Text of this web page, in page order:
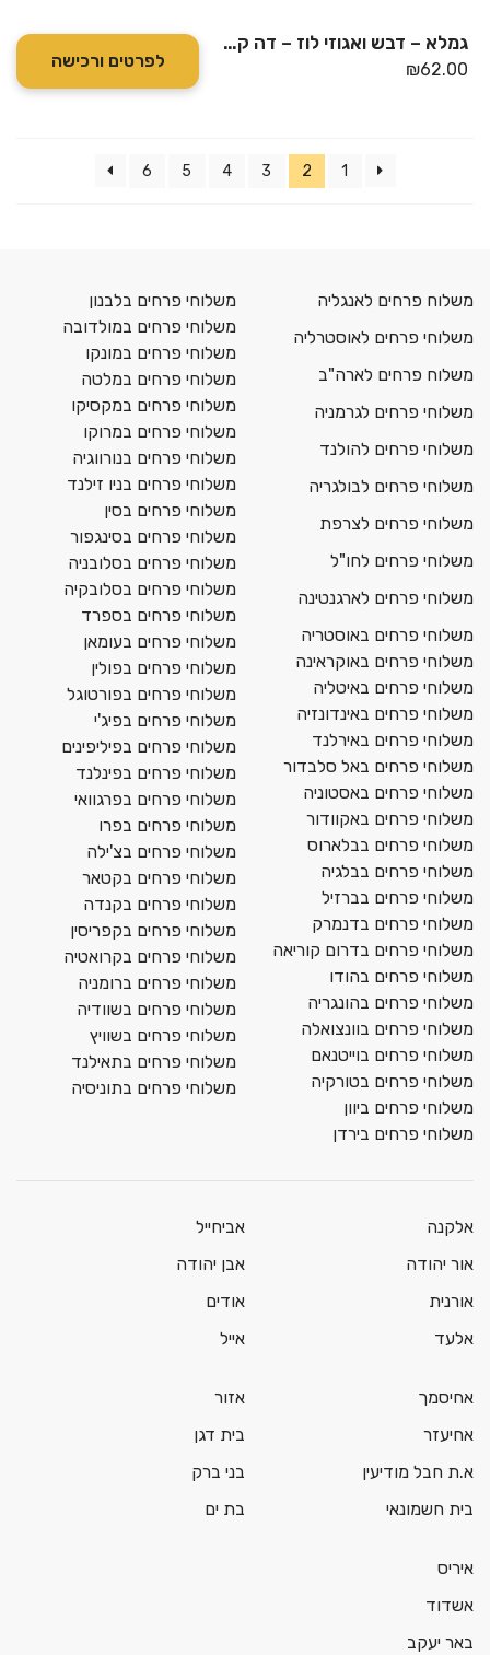
גמלא – דבש ואגוזי לוז – דה קרינה
₪62.00 לפרטים ורכישה
1
2
3
4
5
6
משלוח פרחים לאנגליה
משלוחי פרחים לאוסטרליה
משלוח פרחים לארה"ב
משלוחי פרחים לגרמניה
משלוחי פרחים להולנד
משלוחי פרחים לבולגריה
משלוחי פרחים לצרפת
משלוחי פרחים לחו"ל
משלוחי פרחים לארגנטינה
משלוחי פרחים באוסטריה
משלוחי פרחים באוקראינה
משלוחי פרחים באיטליה
משלוחי פרחים באינדונזיה
משלוחי פרחים באירלנד
משלוחי פרחים באל סלבדור
משלוחי פרחים באסטוניה
משלוחי פרחים באקוודור
משלוחי פרחים בבלארוס
משלוחי פרחים בבלגיה
משלוחי פרחים בברזיל
משלוחי פרחים בדנמרק
משלוחי פרחים בדרום קוריאה
משלוחי פרחים בהודו
משלוחי פרחים בהונגריה
משלוחי פרחים בוונצואלה
משלוחי פרחים בוייטנאם
משלוחי פרחים בטורקיה
משלוחי פרחים ביוון
משלוחי פרחים בירדן
משלוחי פרחים בלבנון
משלוחי פרחים במולדובה
משלוחי פרחים במונקו
משלוחי פרחים במלטה
משלוחי פרחים במקסיקו
משלוחי פרחים במרוקו
משלוחי פרחים בנורווגיה
משלוחי פרחים בניו זילנד
משלוחי פרחים בסין
משלוחי פרחים בסינגפור
משלוחי פרחים בסלובניה
משלוחי פרחים בסלובקיה
משלוחי פרחים בספרד
משלוחי פרחים בעומאן
משלוחי פרחים בפולין
משלוחי פרחים בפורטוגל
משלוחי פרחים בפיג'י
משלוחי פרחים בפיליפינים
משלוחי פרחים בפינלנד
משלוחי פרחים בפרגוואי
משלוחי פרחים בפרו
משלוחי פרחים בצ'ילה
משלוחי פרחים בקטאר
משלוחי פרחים בקנדה
משלוחי פרחים בקפריסין
משלוחי פרחים בקרואטיה
משלוחי פרחים ברומניה
משלוחי פרחים בשוודיה
משלוחי פרחים בשוויץ
משלוחי פרחים בתאילנד
משלוחי פרחים בתוניסיה
אלקנה
אור יהודה
אורנית
אלעד
אביחייל
אבן יהודה
אודים
אייל
אחיסמך
אחיעזר
א.ת חבל מודיעין
בית חשמונאי
אזור
בית דגן
בני ברק
בת ים
איריס
אשדוד
באר יעקב